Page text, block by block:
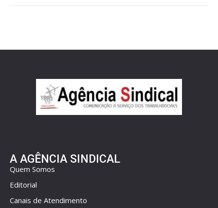
A AGÊNCIA SINDICAL
Quem Somos
Editorial
Canais de Atendimento